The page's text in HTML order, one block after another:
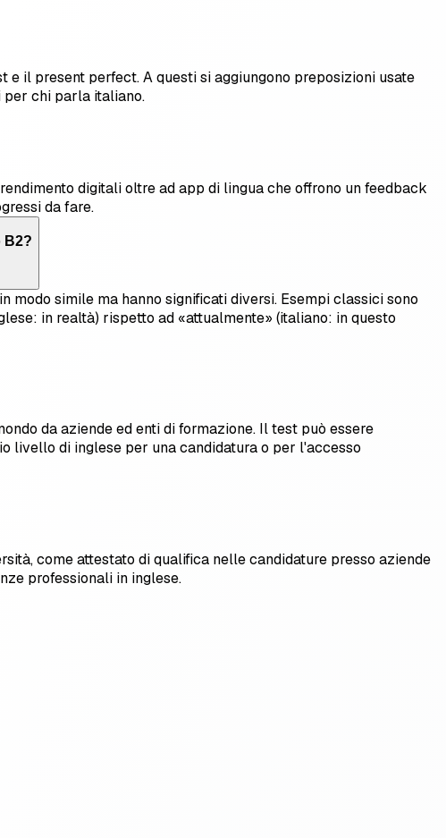
il present perfect. A questi si aggiungono preposizioni usate
chi parla italiano.
digitali oltre ad app di lingua che offrono un feedback
da fare.
B2?
simile ma hanno significati diversi. Esempi classici sono
in realtà) rispetto ad «attualmente» (italiano: in questo
da aziende ed enti di formazione. Il test può essere
livello di inglese per una candidatura o per l'accesso
come attestato di qualifica nelle candidature presso aziende
professionali in inglese.